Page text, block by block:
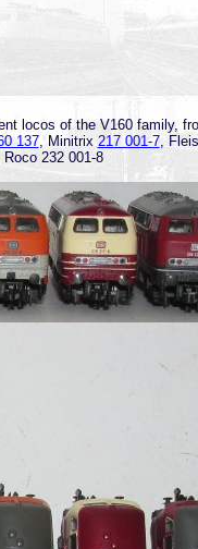
locos of the V160 family,
137, Minitrix 217 001-7,
232 001-8